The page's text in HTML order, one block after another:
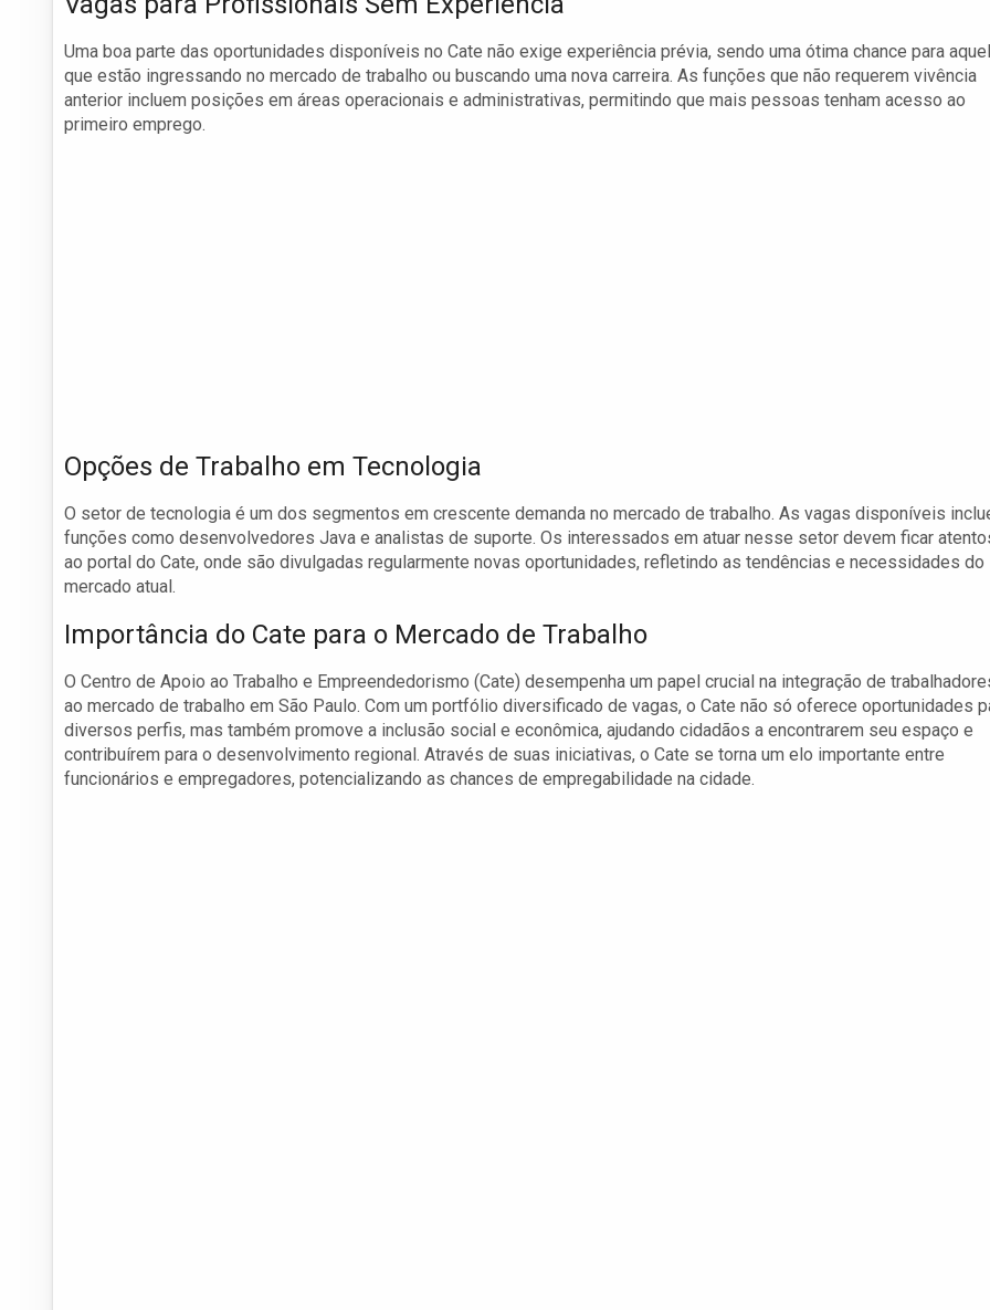
Uma boa parte das oportunidades disponíveis no Cate não exige experiência prévia, sendo uma ótima chance para
que estão ingressando no mercado de trabalho ou buscando uma nova carreira. As funções que não requerem vivência
anterior incluem posições em áreas operacionais e administrativas, permitindo que mais pessoas tenham acesso ao
primeiro emprego.
Opções de Trabalho em Tecnologia
O setor de tecnologia é um dos segmentos em crescente demanda no mercado de trabalho. As vagas disponíveis
funções como desenvolvedores Java e analistas de suporte. Os interessados em atuar nesse setor devem ficar
ao portal do Cate, onde são divulgadas regularmente novas oportunidades, refletindo as tendências e necessidades do
mercado atual.
Importância do Cate para o Mercado de Trabalho
O Centro de Apoio ao Trabalho e Empreendedorismo (Cate) desempenha um papel crucial na integração de
ao mercado de trabalho em São Paulo. Com um portfólio diversificado de vagas, o Cate não só oferece oportunidades
diversos perfis, mas também promove a inclusão social e econômica, ajudando cidadãos a encontrarem seu espaço e
contribuírem para o desenvolvimento regional. Através de suas iniciativas, o Cate se torna um elo importante entre
funcionários e empregadores, potencializando as chances de empregabilidade na cidade.